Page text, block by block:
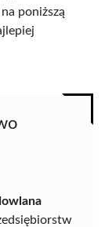
poniższą